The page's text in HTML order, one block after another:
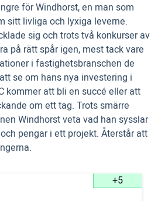
för Windhorst, en man som
sitt livliga och lyxiga leverne.
sig och trots två konkurser av
på rätt spår igen, mest tack vare
i fastighetsbranschen de
se om hans nya investering i
kommer att bli en succé eller att
om ett tag. Trots smärre
Windhorst veta vad han sysslar
pengar i ett projekt. Återstår att
+5